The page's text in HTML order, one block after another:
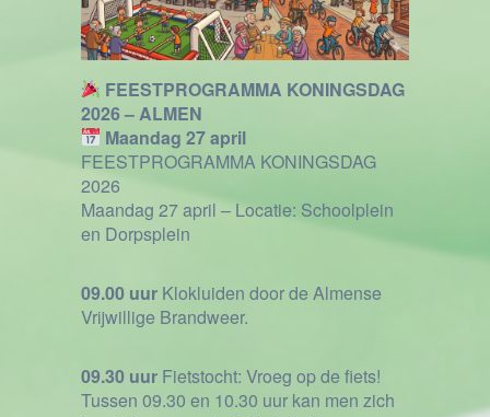
FEESTPROGRAMMA KONINGSDAG
2026 – ALMEN
Maandag 27 april
FEESTPROGRAMMA KONINGSDAG
2026
Maandag 27 april – Locatie: Schoolplein
en Dorpsplein
09.00 uur Klokluiden door de Almense
Vrijwillige Brandweer.
09.30 uur Fietstocht: Vroeg op de fiets!
Tussen 09.30 en 10.30 uur kan men zich